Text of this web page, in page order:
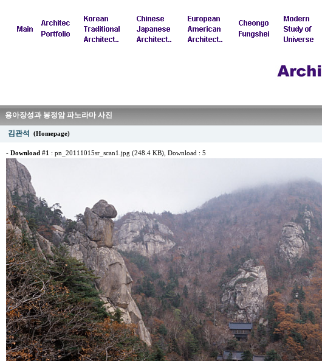
용아장성과 봉정암 파노라마 사진
김관석 (Homepage)
- Download #1 : pn_20111015sr_scan1.jpg (248.4 KB) , Download : 5